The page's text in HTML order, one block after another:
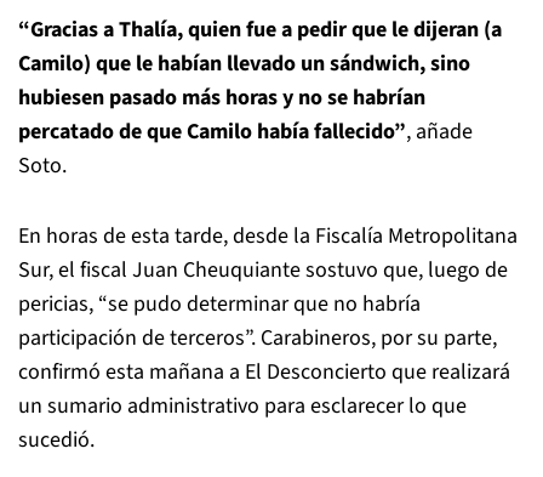
“Gracias a Thalía, quien fue a pedir que le dijeran (a
Camilo) que le habían llevado un sándwich, sino
hubiesen pasado más horas y no se habrían
percatado de que Camilo había fallecido”, añade
Soto.
En horas de esta tarde, desde la Fiscalía Metropolitana
Sur, el fiscal Juan Cheuquiante sostuvo que, luego de
pericias, “se pudo determinar que no habría
participación de terceros”. Carabineros, por su parte,
confirmó esta mañana a El Desconcierto que realizará
un sumario administrativo para esclarecer lo que
sucedió.